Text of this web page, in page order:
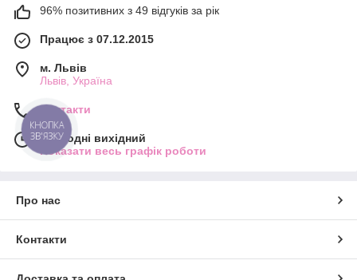
96% позитивних з 49 відгуків за рік
Працює з 07.12.2015
м. Львів
Львів, Україна
Контакти
Сьогодні вихідний
Показати весь графік роботи
Про нас
Контакти
КНОПКА
ЗВ'ЯЗКУ